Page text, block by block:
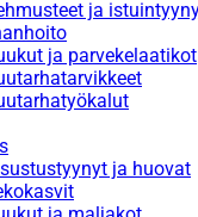
ja
ja parvekelaatikot
ja huovat